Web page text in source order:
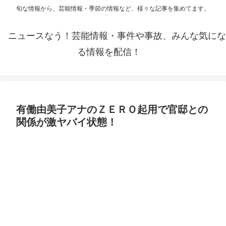
旬な情報から、芸能情報・季節の情報など、様々な記事を集めてます。
ニュースなう！芸能情報・事件や事故、みんな気にな
る情報を配信！
有働由美子アナのＺＥＲＯ起用で官邸との
関係が激ヤバイ状態！